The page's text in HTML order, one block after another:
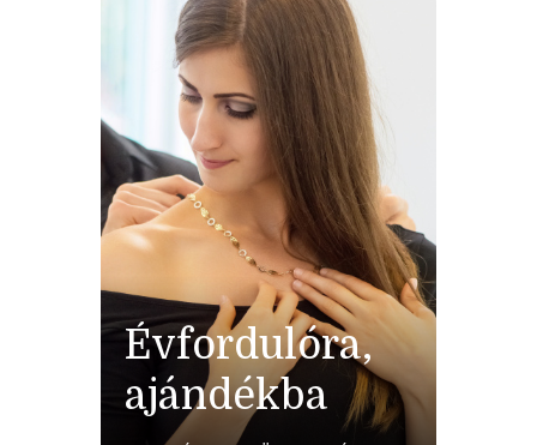
Évfordulóra,
ajándékba